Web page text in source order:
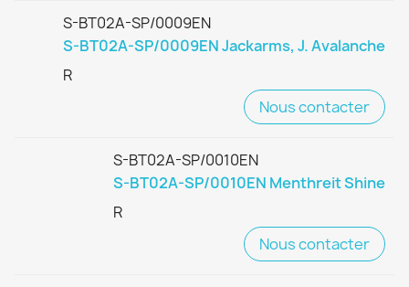
S-BT02A-SP/0009EN
S-BT02A-SP/0009EN Jackarms, J. Avalanche
R
Nous contacter
S-BT02A-SP/0010EN
S-BT02A-SP/0010EN Menthreit Shine
R
Nous contacter